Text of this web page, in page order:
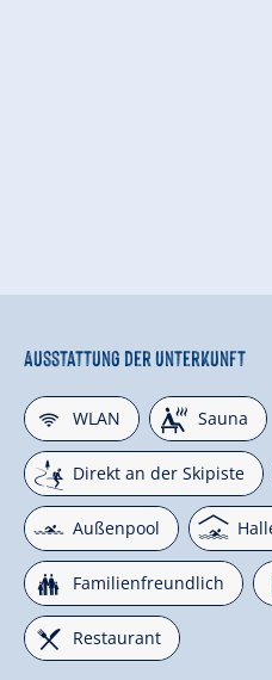
Ausstattung der Unterkunft
🜉WLAN 🗔Sauna
🞷Direkt an der Skipiste
🅐Außenpool 🅤
🍺Familienfreundlich
🌆Restaurant